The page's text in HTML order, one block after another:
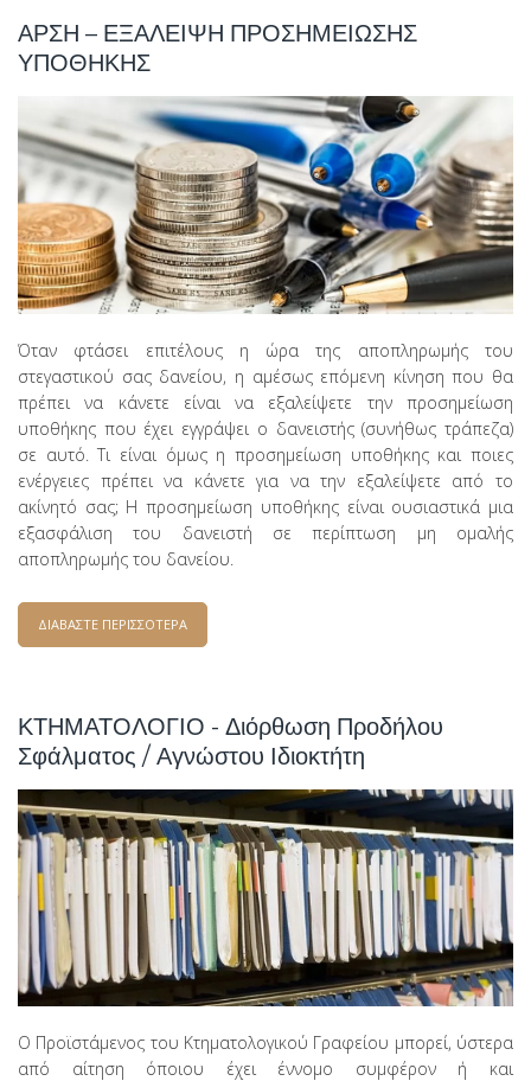
ΑΡΣΗ – ΕΞΑΛΕΙΨΗ ΠΡΟΣΗΜΕΙΩΣΗΣ
ΥΠΟΘΗΚΗΣ
Όταν φτάσει επιτέλους η ώρα της αποπληρωμής του
στεγαστικού σας δανείου, η αμέσως επόμενη κίνηση που θα
πρέπει να κάνετε είναι να εξαλείψετε την προσημείωση
υποθήκης που έχει εγγράψει ο δανειστής (συνήθως τράπεζα)
σε αυτό. Τι είναι όμως η προσημείωση υποθήκης και ποιες
ενέργειες πρέπει να κάνετε για να την εξαλείψετε από το
ακίνητό σας; Η προσημείωση υποθήκης είναι ουσιαστικά μια
εξασφάλιση του δανειστή σε περίπτωση μη ομαλής
αποπληρωμής του δανείου.
ΔΙΑΒΑΣΤΕ ΠΕΡΙΣΣΟΤΕΡΑ
ΚΤΗΜΑΤΟΛΟΓΙΟ - Διόρθωση Προδήλου
Σφάλματος / Αγνώστου Ιδιοκτήτη
Ο Προϊστάμενος του Κτηματολογικού Γραφείου μπορεί, ύστερα
από αίτηση όποιου έχει έννομο συμφέρον ή και